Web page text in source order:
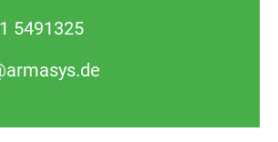
5491325